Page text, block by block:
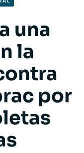
una
la
por